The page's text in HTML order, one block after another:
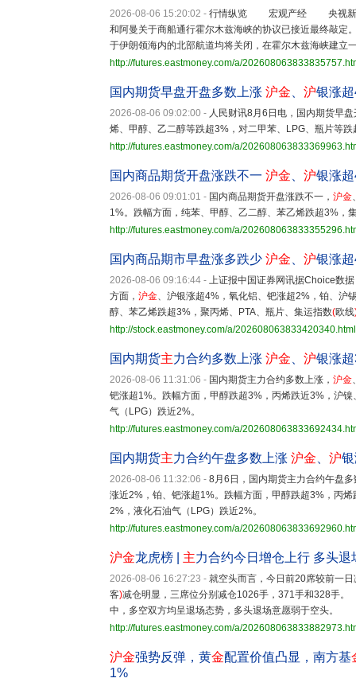
2026-08-06 15:20:02 - 行情纵览 宏观产经 央视新闻
和阿曼关于商船通行霍尔木兹海峡的协议已接近最终敲定
于伊朗领海内的北部航道均将关闭，在霍尔木兹海峡建立
http://futures.eastmoney.com/a/
国内期货早盘开盘多数上涨 沪金 沪银涨
2026-08-06 09:02:00 - 人民财讯8月6日电，国内期货早
烯、甲醇、乙二醇等跌超3%，对二甲苯、LPG、瓶片等跌
http://futures.eastmoney.com/a/
国内商品期货开盘涨跌不一 沪金 沪银涨
2026-08-06 09:01:01 - 国内商品期货开盘涨跌不一， 沪金
1%。跌幅方面，纯苯、甲醇、乙二醇、苯乙烯跌超3%，
http://futures.eastmoney.com/a/
国内商品期市早盘涨多跌少 沪金 沪银涨
2026-08-06 09:16:44 - 上证报中国证券网讯据Choice数
方面， 沪金、沪银涨超4%，氧化铝、钯涨超2%，铂、沪
醇、苯乙烯跌超3%，聚丙烯、PTA、瓶片、集运指数(欧线
http://stock.eastmoney.com/a/202608063833420340.html
国内期货主力合约多数上涨 沪金 沪银涨
2026-08-06 11:31:06 - 国内期货主力合约多数上涨， 沪金
钯涨超1%。跌幅方面，甲醇跌超3%，丙烯跌近3%，沪
气（LPG）跌近2%。
http://futures.eastmoney.com/a/
国内期货主力合约午盘多数上涨 沪金 沪
2026-08-06 11:32:06 - 8月6日，国内期货主力合约午盘多
涨近2%，铂、钯涨超1%。跌幅方面，甲醇跌超3%，丙
2%，液化石油气（LPG）跌近2%。
http://futures.eastmoney.com/a/
沪金龙虎榜 | 主力合约今日增仓上行 多头退
2026-08-06 16:27:23 - 就空头而言，今日前20席较前一
客)减仓明显，三席位分别减仓1026手，371手和328
中，多空双方均呈退场态势，多头退场意愿弱于空头。
http://futures.eastmoney.com/a/
沪金强势反弹，黄金配置价值凸显，南方基
1%